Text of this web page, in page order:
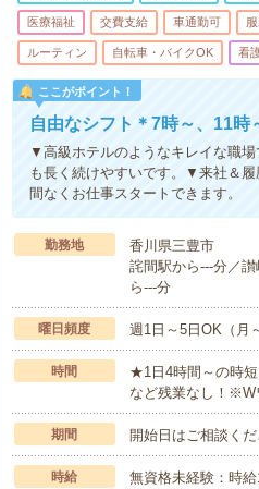
医療福祉 交費支給 車通勤可
ルーティン 自転車・バイクOK 看
ここがポイント！
自由なシフト＊7時～、11時
▼高級ホテルのようなキレイな職
も長く続けやすいです。▼来社＆
間なくお仕事スタートできます。
勤務地
香川県三豊市
詫間駅から---分／
ら---分
曜日頻度 週1日～5日OK（
時間
★1日4時間～の時
など残業なし！
期間 開始日はご相談く
時給
無資格未経験：時